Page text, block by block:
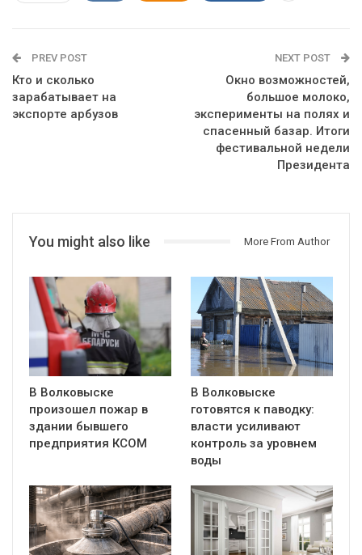
PREV POST
Кто и сколько
зарабатывает на
экспорте арбузов
NEXT POST
Окно возможностей,
большое молоко,
эксперименты на полях и
спасенный базар. Итоги
фестивальной недели
Президента
You might also like More From Author
В Волковыске
произошел пожар в
здании бывшего
предприятия КСОМ
В Волковыске
готовятся к паводку:
власти усиливают
контроль за уровнем
воды